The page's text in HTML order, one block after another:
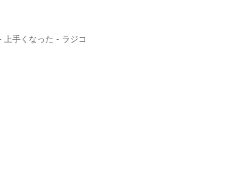
上手くなった ラジコ